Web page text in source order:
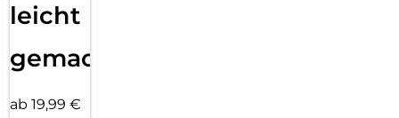
leicht
gemacht!
ab 19,99 €